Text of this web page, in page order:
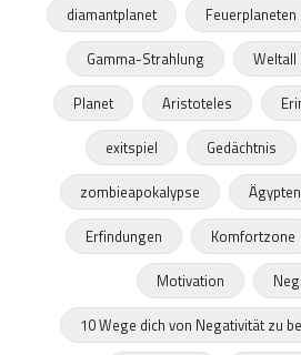
diamantplanet
Feuerplaneten
Gamma-Strahlung
Weltall
Planet
Aristoteles
exitspiel
Gedächtnis
zombieapokalypse
Ägypten
Erfindungen
Komfortzone
Motivation
10 Wege dich von Negativität zu